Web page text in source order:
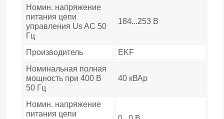
Номин. напряжение
питания цепи
управления Us AC 50
Гц
184...253 В
Производитель
EKF
Номинальная полная
мощность при 400 В
50 Гц
40 кВАр
Номин. напряжение
питания цепи